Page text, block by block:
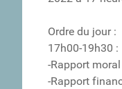
Ordre du jour :
17h00-19h30 :
-Rapport
-Rapport